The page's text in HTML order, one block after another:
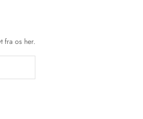
fra os her.